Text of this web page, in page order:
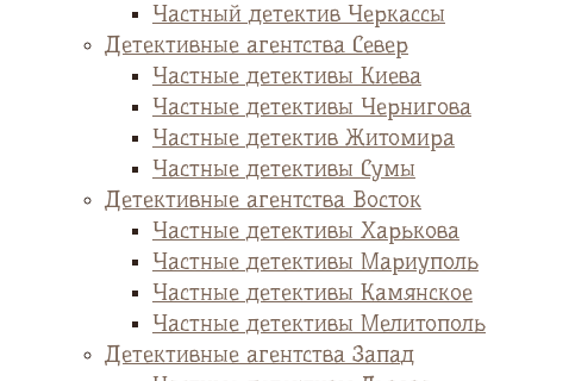
Частный детектив Черкассы
Детективные агентства Север
Частные детективы Киева
Частные детективы Чернигова
Частные детектив Житомира
Частные детективы Сумы
Детективные агентства Восток
Частные детективы Харькова
Частные детективы Мариуполь
Частные детективы Камянское
Частные детективы Мелитополь
Детективные агентства Запад